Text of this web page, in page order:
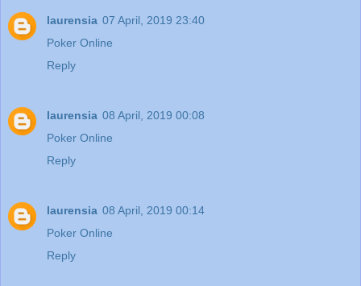
laurensia 07 April, 2019 23:40
Poker Online
Reply
laurensia 08 April, 2019 00:08
Poker Online
Reply
laurensia 08 April, 2019 00:14
Poker Online
Reply